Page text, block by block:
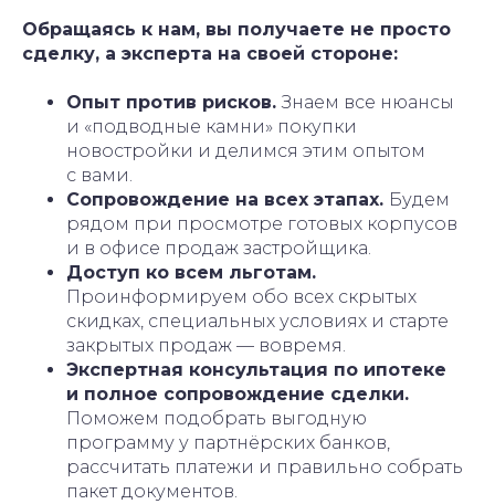
Обращаясь к нам, вы получаете не просто
сделку, а эксперта на своей стороне:
Опыт против рисков.Знаем все нюансы
и «подводные камни» покупки
новостройки и делимся этим опытом
с вами.
Сопровождение на всех этапах. Будем
рядом при просмотре готовых корпусов
и в офисе продаж застройщика.
Доступ ко всем льготам.
Проинформируем обо всех скрытых
скидках, специальных условиях и старте
закрытых продаж — вовремя.
Экспертная консультация по ипотеке
и полное сопровождение сделки.
Поможем подобрать выгодную
программу у партнёрских банков,
рассчитать платежи и правильно собрать
пакет документов.